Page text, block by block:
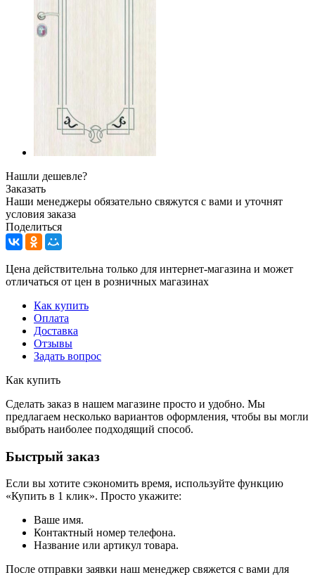
Нашли дешевле?
Заказать
Наши менеджеры обязательно свяжутся с вами и уточнят
условия заказа
Поделиться
Цена действительна только для интернет-магазина и может
отличаться от цен в розничных магазинах
Как купить
Оплата
Доставка
Отзывы
Задать вопрос
Как купить
Сделать заказ в нашем магазине просто и удобно. Мы
предлагаем несколько вариантов оформления, чтобы вы могли
выбрать наиболее подходящий способ.
Быстрый заказ
Если вы хотите сэкономить время, используйте функцию
«Купить в 1 клик». Просто укажите:
Ваше имя.
Контактный номер телефона.
Название или артикул товара.
После отправки заявки наш менеджер свяжется с вами для